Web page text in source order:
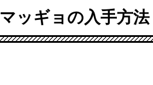
マッギョの入手方